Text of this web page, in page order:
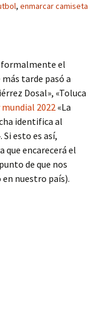
, enmarcar camiseta
formalmente el
tarde pasó a
Dosal», «Toluca
2022 «La
identifica al
esto es así,
que encarecerá el
de que nos
nuestro país).